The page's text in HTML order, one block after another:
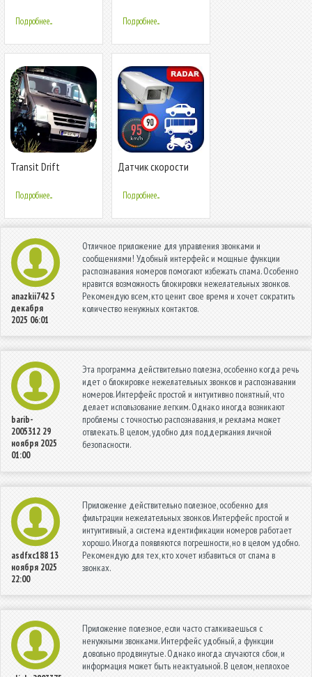
Подробнее... Подробнее...
Transit Drift
Подробнее...
Датчик скорости
полицейский радар
Подробнее...
anazkii7425
декабря
2025 06:01
Отличное приложение для управления звонками и
сообщениями! Удобный интерфейс и мощные функции
распознавания номеров помогают избежать спама. Особенно
нравится возможность блокировки нежелательных звонков.
Рекомендую всем, кто ценит свое время и хочет сократить
количество ненужных контактов.
barib-
2005312 29
ноября 2025
01:00
Эта программа действительно полезна, особенно когда речь
идет о блокировке нежелательных звонков и распознавании
номеров. Интерфейс простой и интуитивно понятный, что
делает использование легким. Однако иногда возникают
проблемы с точностью распознавания, и реклама может
отвлекать. В целом, удобно для поддержания личной
безопасности.
asdfxc18813
ноября 2025
22:00
Приложение действительно полезное, особенно для
фильтрации нежелательных звонков. Интерфейс простой и
интуитивный, а система идентификации номеров работает
хорошо. Иногда появляются погрешности, но в целом удобно.
Рекомендую для тех, кто хочет избавиться от спама в
звонках.
Приложение полезное, если часто сталкиваешься с
ненужными звонками. Интерфейс удобный, а функции
довольно продвинутые. Однако иногда случаются сбои, и
информация может быть неактуальной. В целом, неплохое